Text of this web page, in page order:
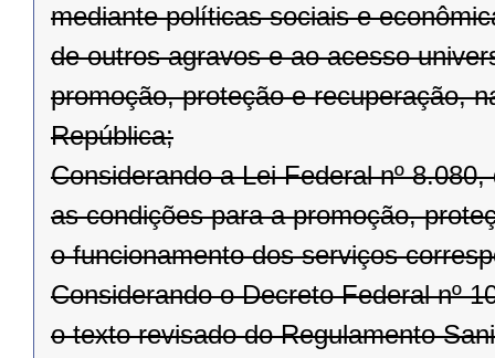
mediante políticas sociais e
de outros agravos e ao acesso
promoção, proteção e recuperação,
República;
Considerando a Lei Federal nº
as condições para a promoção,
o funcionamento dos serviços
Considerando o Decreto Federal nº
o texto revisado do Regulamento